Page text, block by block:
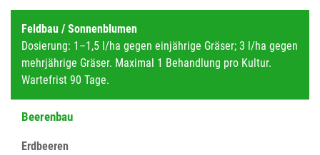
Feldbau / Sonnenblumen
Dosierung: 1–1,5 l/ha gegen einjährige Gräser; 3 l/ha gegen
mehrjährige Gräser. Maximal 1 Behandlung pro Kultur.
Wartefrist 90 Tage.
Beerenbau
Erdbeeren